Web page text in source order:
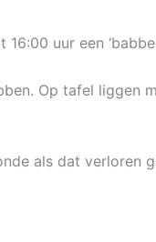
uur een
Op tafel liggen
als dat verloren